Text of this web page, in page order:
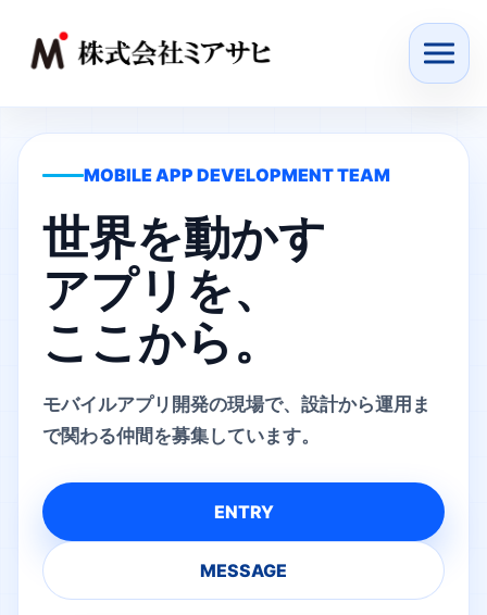
MOBILE APP DEVELOPMENT TEAM
世界を動かす
アプリを、
ここから。
モバイルアプリ開発の現場で、設計から運用ま
で関わる仲間を募集しています。
ENTRY
MESSAGE